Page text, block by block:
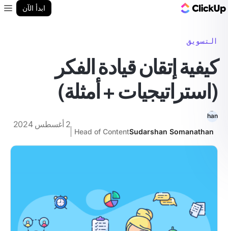
ابدأ الآن
التسويق
كيفية إتقان قيادة الفكر
(استراتيجيات + أمثلة)
Sudarshan Somanathan
Head of Content
2 أغسطس 2024